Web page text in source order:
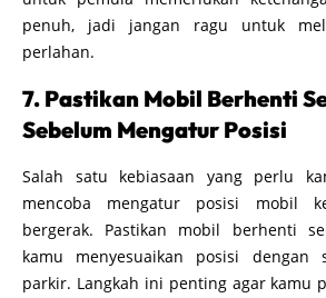
penuh, jadi jangan ragu untuk
perlahan.
7. Pastikan Mobil Berhenti
Sebelum Mengatur Posisi
Salah satu kebiasaan yang perlu
mencoba mengatur posisi mobil
bergerak. Pastikan mobil berhenti
kamu menyesuaikan posisi dengan
parkir. Langkah ini penting agar kamu